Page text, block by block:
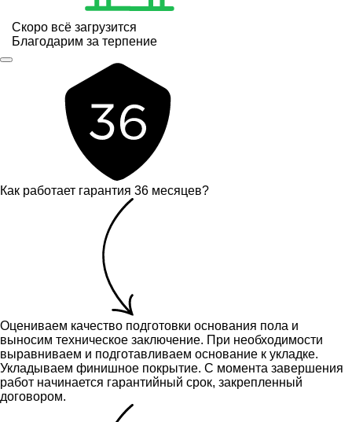
Скоро всё загрузится
Благодарим за терпение
Как работает гарантия 36 месяцев?
Оцениваем качество подготовки основания пола и
выносим техническое заключение. При необходимости
выравниваем и подготавливаем основание к укладке.
Укладываем финишное покрытие. С момента завершения
работ начинается гарантийный срок, закрепленный
договором.